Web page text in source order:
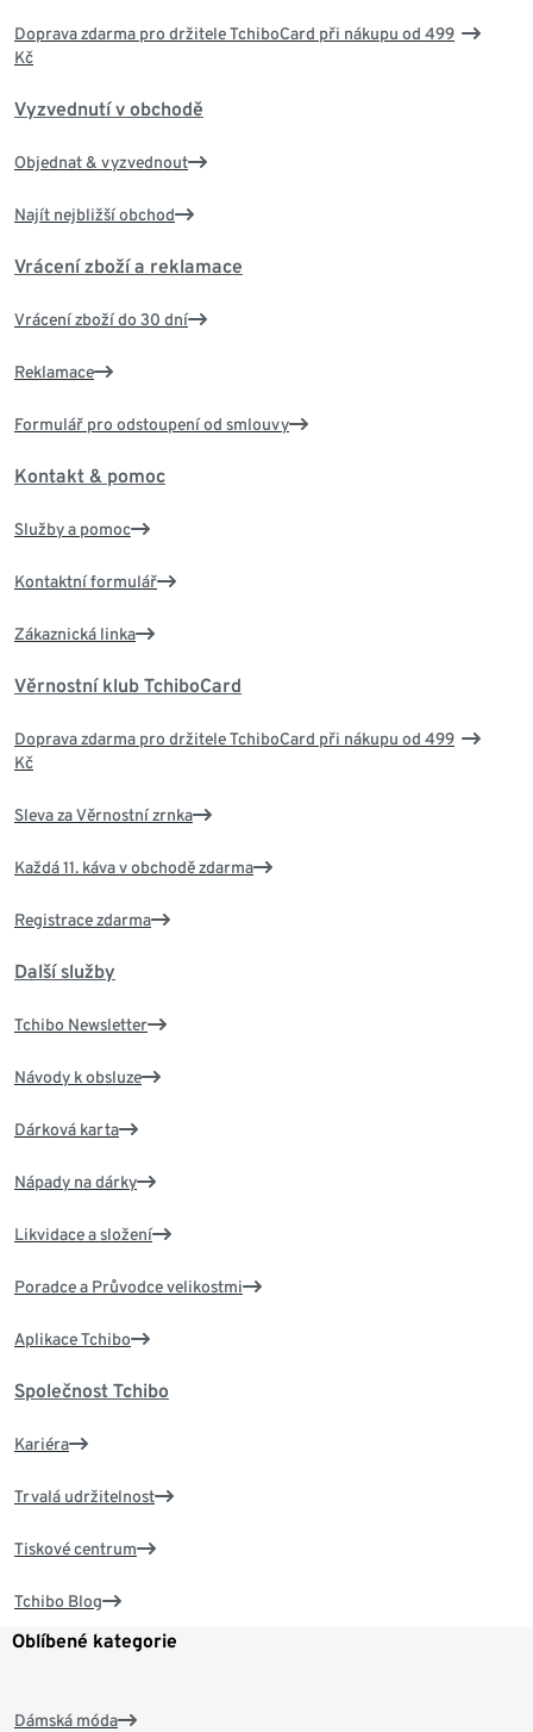
Doprava zdarma pro držitele TchiboCard při nákupu od 499
Kč
Vyzvednutí v obchodě
Objednat & vyzvednout
Najít nejbližší obchod
Vrácení zboží a reklamace
Vrácení zboží do 30 dní
Reklamace
Formulář pro odstoupení od smlouvy
Kontakt & pomoc
Služby a pomoc
Kontaktní formulář
Zákaznická linka
Věrnostní klub TchiboCard
Doprava zdarma pro držitele TchiboCard při nákupu od 499
Kč
Sleva za Věrnostní zrnka
Každá 11. káva v obchodě zdarma
Registrace zdarma
Další služby
Tchibo Newsletter
Návody k obsluze
Dárková karta
Nápady na dárky
Likvidace a složení
Poradce a Průvodce velikostmi
Aplikace Tchibo
Společnost Tchibo
Kariéra
Trvalá udržitelnost
Tiskové centrum
Tchibo Blog
Oblíbené kategorie
Dámská móda